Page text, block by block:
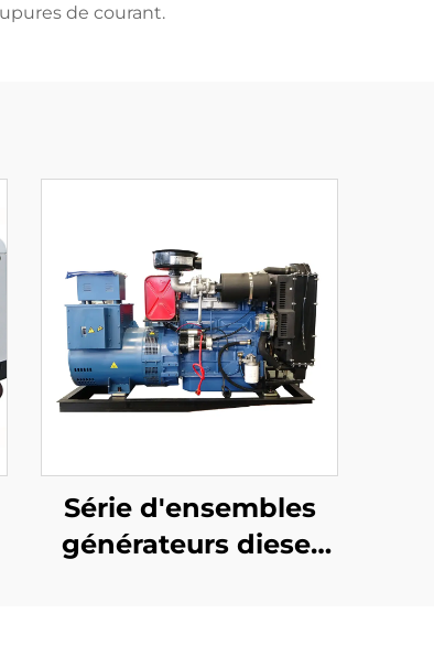
de courant.
Série d'ensembles
générateurs diesel